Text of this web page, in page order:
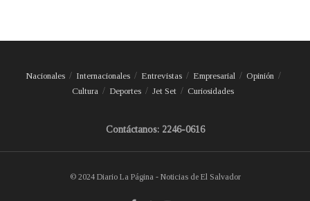
Nacionales Internacionales Entrevistas Empresarial
Opinión
Cultura
Deportes Jet Set Curiosidades
Contáctanos: 2246-0616
© 2024 Diario La Página - Noticias de El Salvador